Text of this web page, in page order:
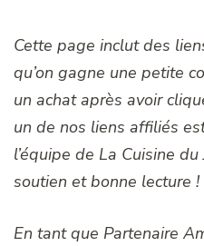
Cette page inclut des
qu’on gagne une petite
un achat après avoir
un de nos liens affiliés
l’équipe de La Cuisine
soutien et bonne lecture !
En tant que Partenaire